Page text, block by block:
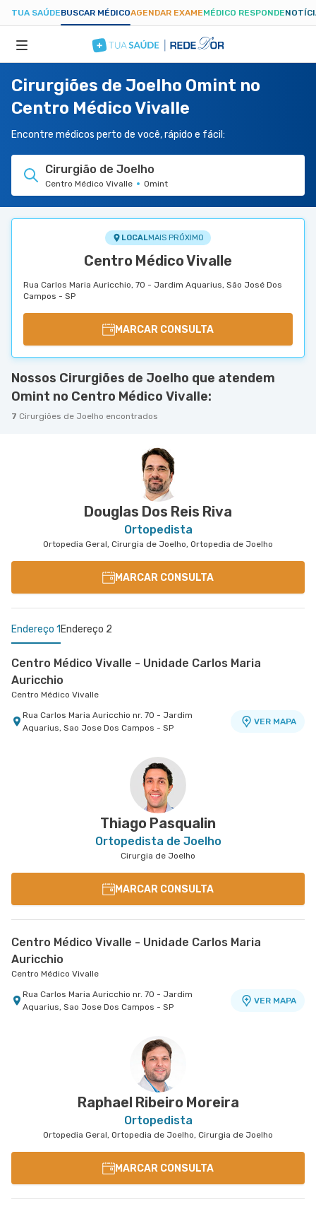
TUA SAÚDEBUSCAR MÉDICOAGENDAR EXAMEMÉDICO RESPONDE
ESPECIALIDADES
HOSPITAIS
TUASAUDE.COM
Cirurgiões de Joelho Omint no
Centro Médico Vivalle
Encontre médicos perto de você, rápido e fácil:
Cirurgião de Joelho
Centro Médico Vivalle Omint
LOCALMAIS PRÓXIMO
Centro Médico Vivalle
Rua Carlos Maria Auricchio, 70 - Jardim Aquarius, São José Dos
Campos - SP
MARCAR CONSULTA
Nossos Cirurgiões de Joelho que atendem
Omint no Centro Médico Vivalle:
7 Cirurgiões de Joelho encontrados
Douglas Dos Reis Riva
Ortopedista
Ortopedia Geral, Cirurgia de Joelho, Ortopedia de Joelho
MARCAR CONSULTA
Endereço 1 Endereço 2
Centro Médico Vivalle - Unidade Carlos Maria
Auricchio
Centro Médico Vivalle
Rua Carlos Maria Auricchio nr. 70 - Jardim
Aquarius, Sao Jose Dos Campos - SP
VER MAPA
Rua Quinze de Novembro nr. 45 - Centro, Jacarei
Thiago Pasqualin
Ortopedista de Joelho
Cirurgia de Joelho
MARCAR CONSULTA
Centro Médico Vivalle - Unidade Carlos Maria
Auricchio
Centro Médico Vivalle
Rua Carlos Maria Auricchio nr. 70 - Jardim
Aquarius, Sao Jose Dos Campos - SP
VER MAPA
Raphael Ribeiro Moreira
Ortopedista
Ortopedia Geral, Ortopedia de Joelho, Cirurgia de Joelho
MARCAR CONSULTA